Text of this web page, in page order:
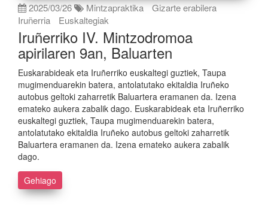
2025/03/26 Mintzapraktika
Gizarte erabilera
Iruñerria
Euskaltegiak
Iruñerriko IV. Mintzodromoa
apirilaren 9an, Baluarten
Euskarabideak eta Iruñerriko euskaltegi guztiek, Taupa
mugimenduarekin batera, antolatutako ekitaldia Iruñeko
autobus geltoki zaharretik Baluartera eramanen da. Izena
emateko aukera zabalik dago. Euskarabideak eta Iruñerriko
euskaltegi guztiek, Taupa mugimenduarekin batera,
antolatutako ekitaldia Iruñeko autobus geltoki zaharretik
Baluartera eramanen da. Izena emateko aukera zabalik
dago.
Gehiago